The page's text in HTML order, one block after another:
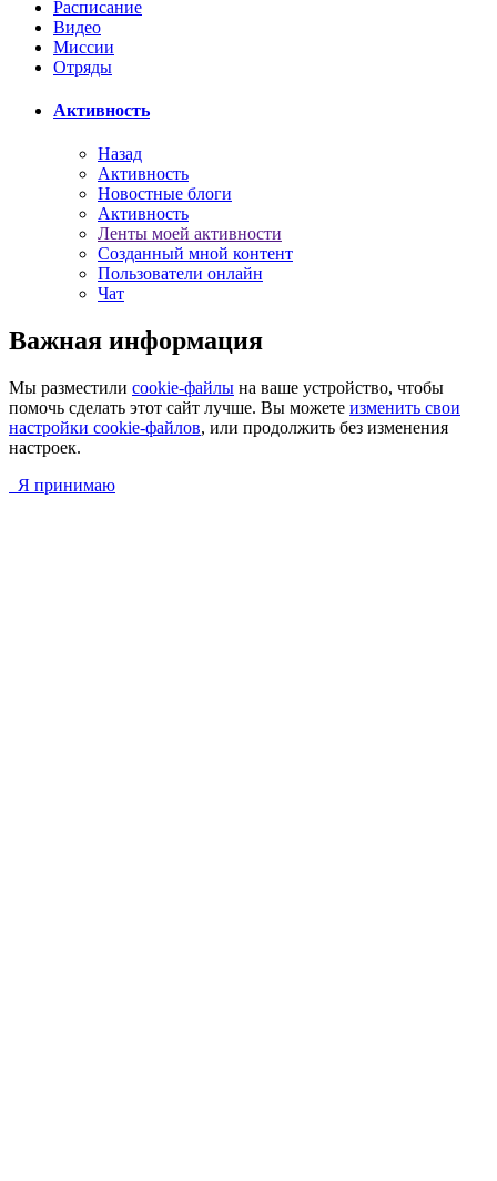
Расписание
Видео
Миссии
Отряды
Активность
Назад
Активность
Новостные блоги
Активность
Ленты моей активности
Созданный мной контент
Пользователи онлайн
Чат
Важная информация
Мы разместили cookie-файлы на ваше устройство, чтобы
помочь сделать этот сайт лучше. Вы можете изменить свои
настройки cookie-файлов, или продолжить без изменения
настроек.
Я принимаю